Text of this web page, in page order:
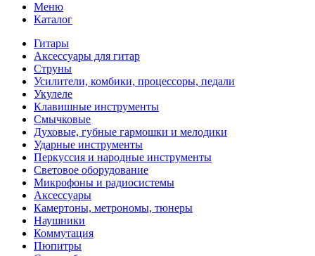
Меню
Каталог
Гитары
Аксессуары для гитар
Струны
Усилители, комбики, процессоры, педали
Укулеле
Клавишные инструменты
Смычковые
Духовые, губные гармошки и мелодики
Ударные инструменты
Перкуссия и народные инструменты
Световое оборудование
Микрофоны и радиосистемы
Аксессуары
Камертоны, метрономы, тюнеры
Наушники
Коммутация
Пюпитры